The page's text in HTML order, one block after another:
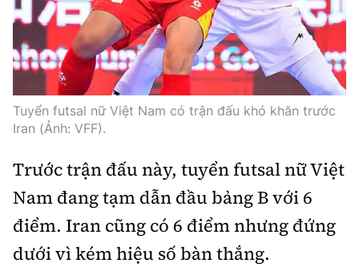
Nhà thầu
Mời thầu - Đấu thầu
Thi viết về GTVT
Gương sáng giao thông
Âm nhạc
Hậu trường sao
360 độ thể thao
Sản phẩm mới
Tư vấn
Thế giới
Thời sự Quốc tế
Hồ sơ tài liệu
Thế giới giao thông
Thế giới xây dựng
Đi ++
Du lịch
Khám phá
Lối sống
Ẩm thực
Video
Thời sự
Khám phá
Camera giao thông
Câu chuyện giao thông
Cơ quan chủ quản: Bộ Xây dựng
Tuyển futsal nữ Việt Nam có trận đấu khó khăn trước
Iran (Ảnh: VFF).
Trước trận đấu này, tuyển futsal nữ Việt
Nam đang tạm dẫn đầu bảng B với 6
điểm. Iran cũng có 6 điểm nhưng đứng
dưới vì kém hiệu số bàn thắng.